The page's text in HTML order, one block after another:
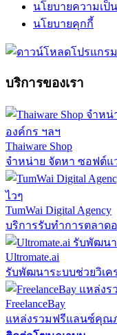
นโยบายความเป็
นโยบายคุกกี้
บริการของเรา
Thaiware Shop
จำหน่าย จัดหา ซอฟต์
TumWai Digital Agency
บริการรับทำการตลาด
Ultromate.ai
รับพัฒนาระบบช่วยวิเค
FreelanceBay
แหล่งรวมฟรีแลนซ์คุณ